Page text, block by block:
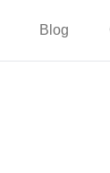
Blog